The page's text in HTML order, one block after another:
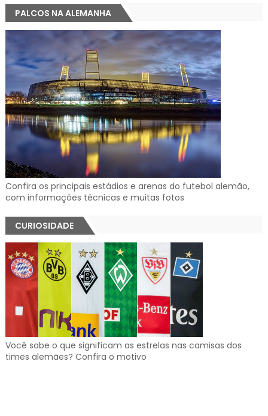
PALCOS NA ALEMANHA
Confira os principais estádios e arenas do futebol alemão,
com informações técnicas e muitas fotos
CURIOSIDADE
Você sabe o que significam as estrelas nas camisas dos
times alemães? Confira o motivo